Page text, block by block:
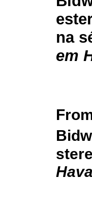
na
em